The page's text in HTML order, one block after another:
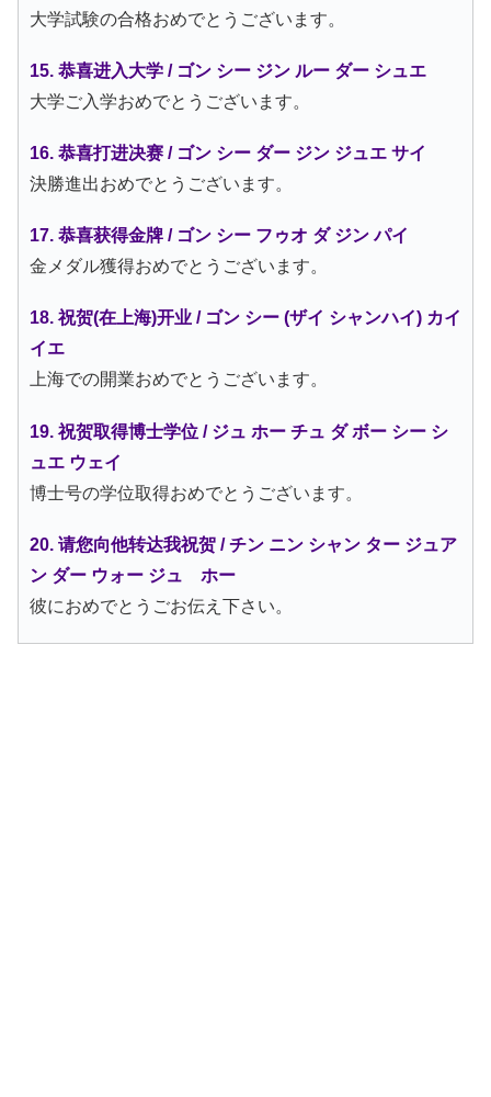
大学試験の合格おめでとうございます。
15. 恭喜进入大学 / ゴン シー ジン ルー ダー シュエ
大学ご入学おめでとうございます。
16. 恭喜打进决赛 / ゴン シー ダー ジン ジュエ サイ
決勝進出おめでとうございます。
17. 恭喜获得金牌 / ゴン シー フゥオ ダ ジン パイ
金メダル獲得おめでとうございます。
18. 祝贺(在上海)开业 / ゴン シー (ザイ シャンハイ) カイ
イエ
上海での開業おめでとうございます。
19. 祝贺取得博士学位 / ジュ ホー チュ ダ ボー シー シ
ュエ ウェイ
博士号の学位取得おめでとうございます。
20. 请您向他转达我祝贺 / チン ニン シャン ター ジュア
ン ダー ウォー ジュ ホー
彼におめでとうごお伝え下さい。